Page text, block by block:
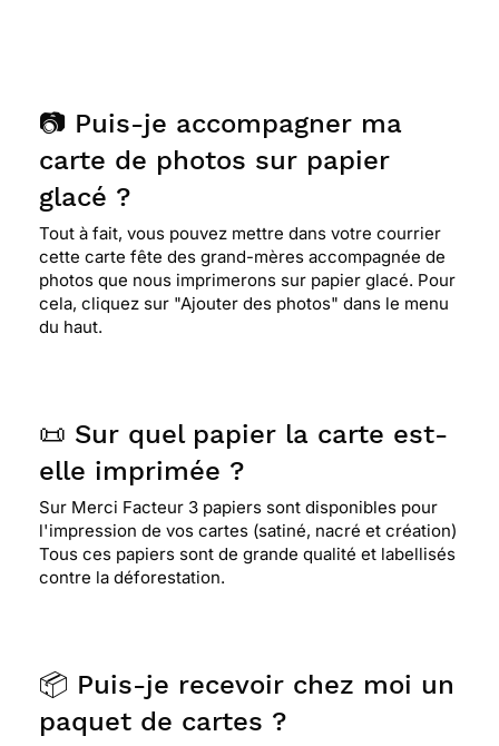
📷 Puis-je accompagner ma
carte de photos sur papier
glacé ?
Tout à fait, vous pouvez mettre dans votre courrier
cette carte fête des grand-mères accompagnée de
photos que nous imprimerons sur papier glacé. Pour
cela, cliquez sur "Ajouter des photos" dans le menu
du haut.
📜 Sur quel papier la carte est-
elle imprimée ?
Sur Merci Facteur 3 papiers sont disponibles pour
l'impression de vos cartes (satiné, nacré et création)
Tous ces papiers sont de grande qualité et labellisés
contre la déforestation.
📦 Puis-je recevoir chez moi un
paquet de cartes ?